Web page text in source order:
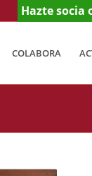
Hazte socia
COLABORA